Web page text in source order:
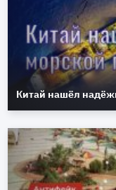
Китай нашёл